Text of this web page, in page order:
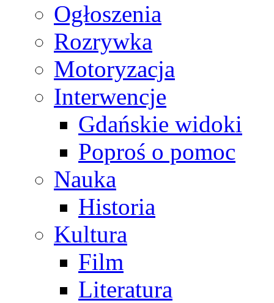
Ogłoszenia
Rozrywka
Motoryzacja
Interwencje
Gdańskie widoki
Poproś o pomoc
Nauka
Historia
Kultura
Film
Literatura